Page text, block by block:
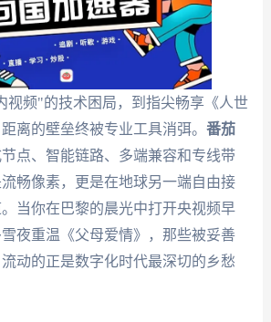
视频"的技术困局，到指尖畅享《人世
离的壁垒终被专业工具消弭。 番茄
点、智能链路、多端兼容和专线带
畅像素，更是在地球另一端自由接
当你在巴黎的晨光中打开央视频早
夜重温《父母爱情》，那些被妥善
动的正是数字化时代最深切的乡愁